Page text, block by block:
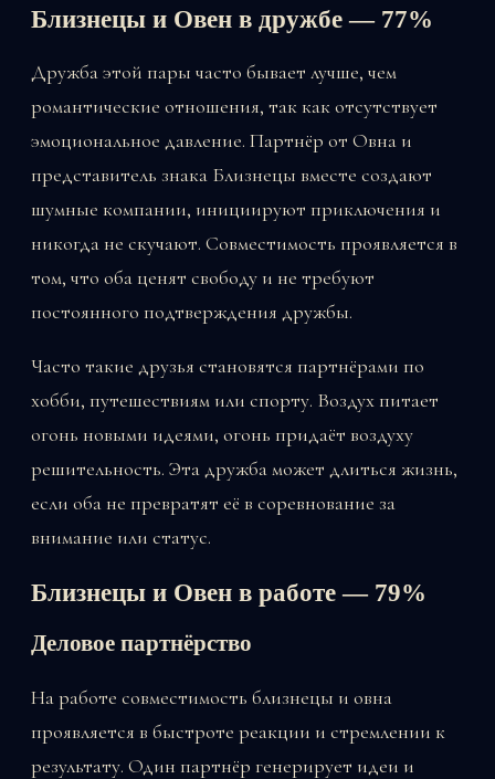
Близнецы и Овен в дружбе — 77%
Дружба этой пары часто бывает лучше, чем
романтические отношения, так как отсутствует
эмоциональное давление. Партнёр от Овна и
представитель знака Близнецы вместе создают
шумные компании, инициируют приключения и
никогда не скучают. Совместимость проявляется в
том, что оба ценят свободу и не требуют
постоянного подтверждения дружбы.
Часто такие друзья становятся партнёрами по
хобби, путешествиям или спорту. Воздух питает
огонь новыми идеями, огонь придаёт воздуху
решительность. Эта дружба может длиться жизнь,
если оба не превратят её в соревнование за
внимание или статус.
Близнецы и Овен в работе — 79%
Деловое партнёрство
На работе совместимость близнецы и овна
проявляется в быстроте реакции и стремлении к
результату. Один партнёр генерирует идеи и